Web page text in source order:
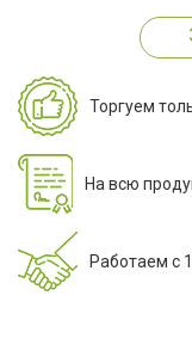
Торгуем
На всю
Работаем с